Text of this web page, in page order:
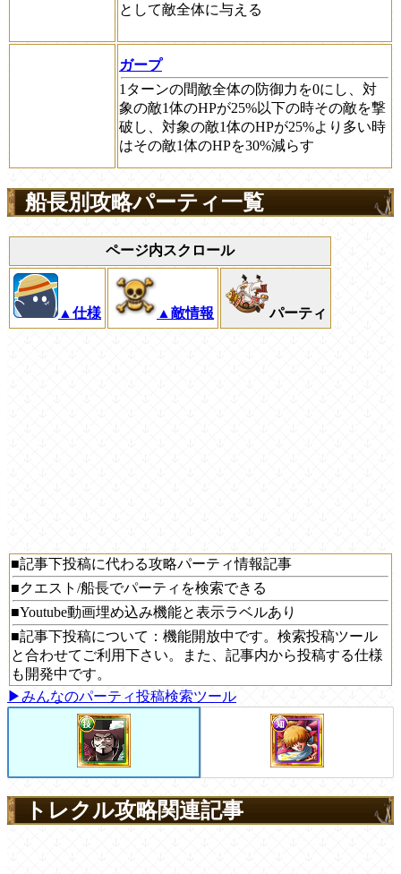
として敵全体に与える
ガープ
1ターンの間敵全体の防御力を0にし、対
象の敵1体のHPが25%以下の時その敵を撃
破し、対象の敵1体のHPが25%より多い時
はその敵1体のHPを30%減らす
船長別攻略パーティ一覧
ページ内スクロール
▲仕様 ▲敵情報 パーティ
■記事下投稿に代わる攻略パーティ情報記事
■クエスト/船長でパーティを検索できる
■Youtube動画埋め込み機能と表示ラベルあり
■記事下投稿について：機能開放中です。検索投稿ツール
と合わせてご利用下さい。また、記事内から投稿する仕様
も開発中です。
▶みんなのパーティ投稿検索ツール
トレクル攻略関連記事